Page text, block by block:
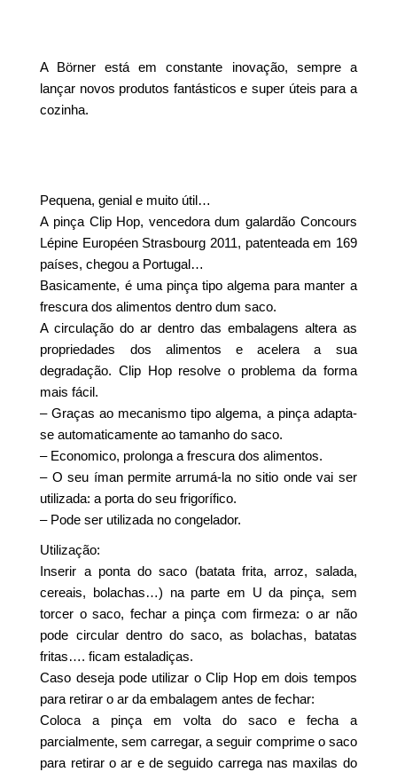
A Börner está em constante inovação, sempre a
lançar novos produtos fantásticos e super úteis para a
cozinha.
Pequena, genial e muito útil…
A pinça Clip Hop, vencedora dum galardão Concours
Lépine Européen Strasbourg 2011, patenteada em 169
países, chegou a Portugal…
Basicamente, é uma pinça tipo algema para manter a
frescura dos alimentos dentro dum saco.
A circulação do ar dentro das embalagens altera as
propriedades dos alimentos e acelera a sua
degradação. Clip Hop resolve o problema da forma
mais fácil.
– Graças ao mecanismo tipo algema, a pinça adapta-
se automaticamente ao tamanho do saco.
– Economico, prolonga a frescura dos alimentos.
– O seu íman permite arrumá-la no sitio onde vai ser
utilizada: a porta do seu frigorífico.
– Pode ser utilizada no congelador.
Utilização:
Inserir a ponta do saco (batata frita, arroz, salada,
cereais, bolachas…) na parte em U da pinça, sem
torcer o saco, fechar a pinça com firmeza: o ar não
pode circular dentro do saco, as bolachas, batatas
fritas…. ficam estaladiças.
Caso deseja pode utilizar o Clip Hop em dois tempos
para retirar o ar da embalagem antes de fechar:
Coloca a pinça em volta do saco e fecha a
parcialmente, sem carregar, a seguir comprime o saco
para retirar o ar e de seguido carrega nas maxilas do